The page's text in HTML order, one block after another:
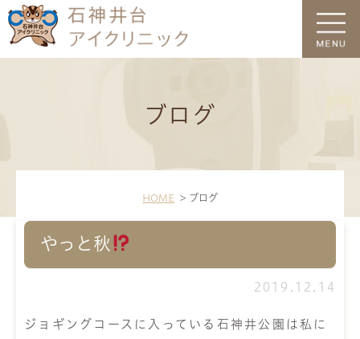
ブログ
HOME ブログ
やっと秋
2019.12.14
ジョギングコースに入っている石神井公園は私に